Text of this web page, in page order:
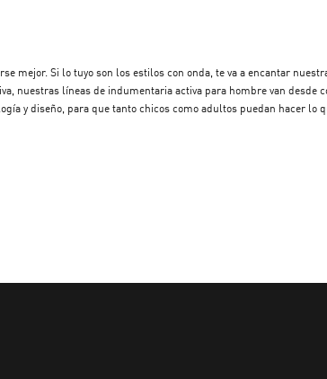
mejor. Si lo tuyo son los estilos con onda, te va a encantar
nuestras líneas de indumentaria activa para hombre van
y diseño, para que tanto chicos como adultos puedan hacer